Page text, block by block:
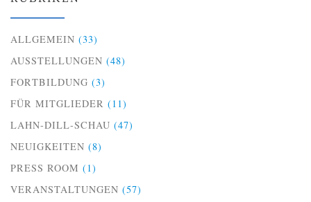
ALLGEMEIN (33)
AUSSTELLUNGEN (48)
FORTBILDUNG (3)
FÜR MITGLIEDER (11)
LAHN-DILL-SCHAU (47)
NEUIGKEITEN (8)
PRESS ROOM (1)
VERANSTALTUNGEN (57)